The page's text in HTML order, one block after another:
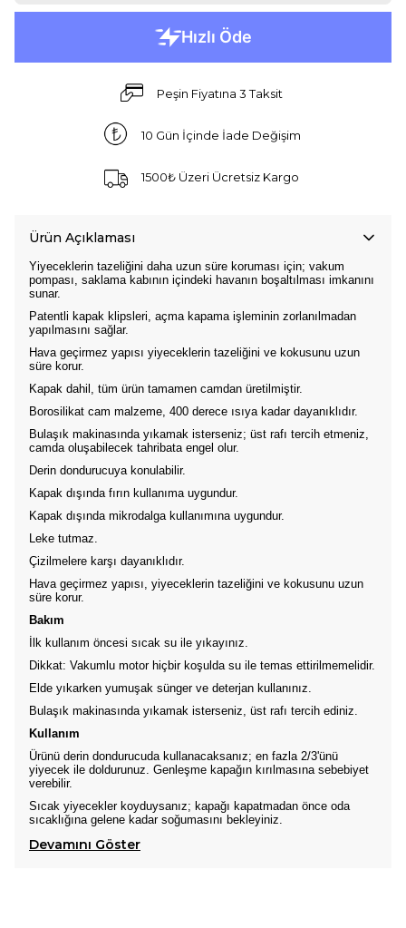
Peşin Fiyatına 3 Taksit
10 Gün İçinde İade Değişim
1500₺ Üzeri Ücretsiz Kargo
Ürün Açıklaması
Yiyeceklerin tazeliğini daha uzun süre koruması için; vakum
pompası, saklama kabının içindeki havanın boşaltılması imkanını
sunar.
Patentli kapak klipsleri, açma kapama işleminin zorlanılmadan
yapılmasını sağlar.
Hava geçirmez yapısı yiyeceklerin tazeliğini ve kokusunu uzun
süre korur.
Kapak dahil, tüm ürün tamamen camdan üretilmiştir.
Borosilikat cam malzeme, 400 derece ısıya kadar dayanıklıdır.
Bulaşık makinasında yıkamak isterseniz; üst rafı tercih etmeniz,
camda oluşabilecek tahribata engel olur.
Derin dondurucuya konulabilir.
Kapak dışında fırın kullanıma uygundur.
Kapak dışında mikrodalga kullanımına uygundur.
Leke tutmaz.
Çizilmelere karşı dayanıklıdır.
Hava geçirmez yapısı, yiyeceklerin tazeliğini ve kokusunu uzun
süre korur.
Bakım
İlk kullanım öncesi sıcak su ile yıkayınız.
Dikkat: Vakumlu motor hiçbir koşulda su ile temas ettirilmemelidir.
Elde yıkarken yumuşak sünger ve deterjan kullanınız.
Bulaşık makinasında yıkamak isterseniz, üst rafı tercih ediniz.
Kullanım
Ürünü derin dondurucuda kullanacaksanız; en fazla 2/3'ünü
yiyecek ile doldurunuz. Genleşme kapağın kırılmasına sebebiyet
verebilir.
Sıcak yiyecekler koyduysanız; kapağı kapatmadan önce oda
sıcaklığına gelene kadar soğumasını bekleyiniz.
Devamını Göster